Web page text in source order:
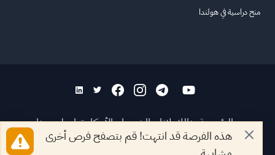
هذه الفرصة قد انتهت! قم بتصفح فرص أخرى
منح دراسية في هولندا
الرئيسيةعناللاعلاناتالشروط والأحكامتواصل معنا
الأسئلة الشائعةخريطة الموقع